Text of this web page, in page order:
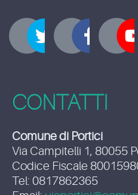
CONTATTI
Comune di Portici
Via Campitelli 1, 80055
Codice Fiscale
Tel: 0817862365